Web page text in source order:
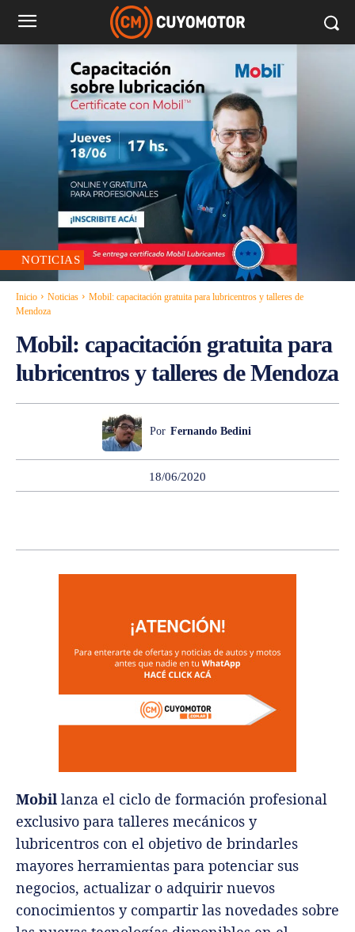
NOTICIAS
Inicio Noticias
Mobil: capacitación gratuita para lubricentros y talleres de
Mendoza
Mobil: capacitación gratuita para
lubricentros y talleres de Mendoza
Por Fernando Bedini
18/06/2020
Mobil lanza el ciclo de formación profesional
exclusivo para talleres mecánicos y
lubricentros con el objetivo de brindarles
mayores herramientas para potenciar sus
negocios, actualizar o adquirir nuevos
conocimientos y compartir las novedades sobre